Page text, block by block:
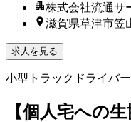
株式会社流通サ
滋賀県草津市笠
求人を見る
小型トラックドライバー
【個人宅への